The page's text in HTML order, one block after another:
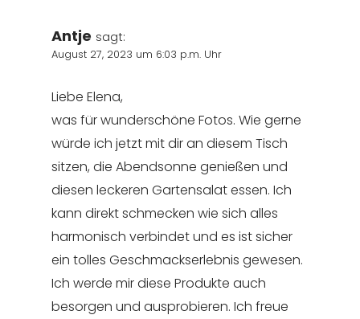
Antje sagt:
August 27, 2023 um 6:03 p.m. Uhr
Liebe Elena,
was für wunderschöne Fotos. Wie gerne
würde ich jetzt mit dir an diesem Tisch
sitzen, die Abendsonne genießen und
diesen leckeren Gartensalat essen. Ich
kann direkt schmecken wie sich alles
harmonisch verbindet und es ist sicher
ein tolles Geschmackserlebnis gewesen.
Ich werde mir diese Produkte auch
besorgen und ausprobieren. Ich freue